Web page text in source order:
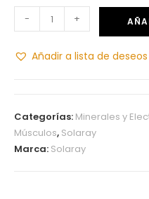
- +
Añadir a lista de deseos
Categorías: Minerales y
Músculos, Solaray
Marca: Solaray